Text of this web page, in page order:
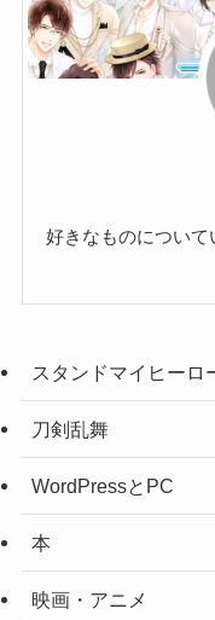
好きなものについて
スタンドマイヒーロ
刀剣乱舞
WordPressとPC
本
映画・アニメ